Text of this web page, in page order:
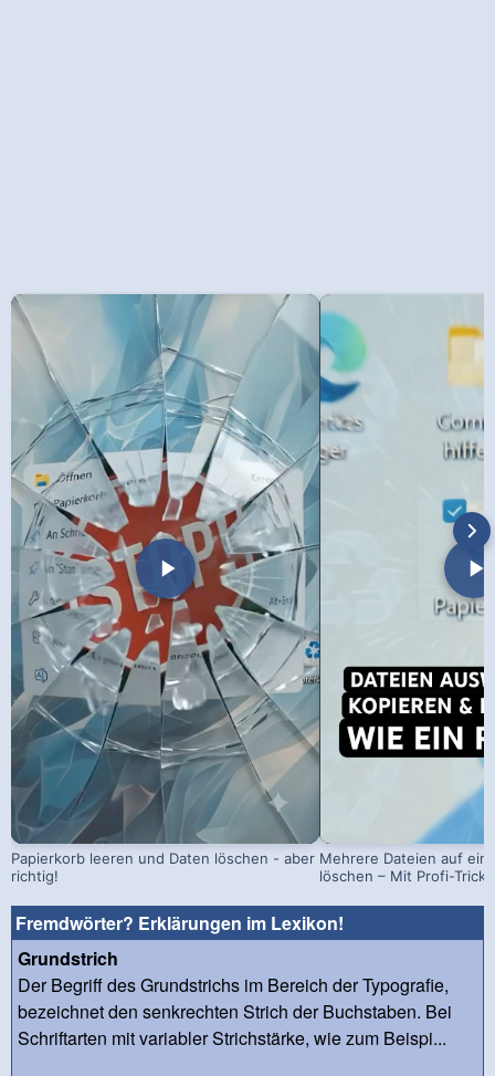
Papierkorb leeren und Daten löschen - aber
richtig!
Mehrere Dateien auf
löschen – Mit Profi-Trick!
Fremdwörter? Erklärungen im Lexikon!
Grundstrich
Der Begriff des Grundstrichs im Bereich der Typografie,
bezeichnet den senkrechten Strich der Buchstaben. Bei
Schriftarten mit variabler Strichstärke, wie zum Beispi...